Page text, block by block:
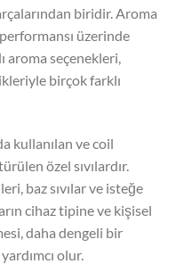
biridir. Aroma
üzerinde
seçenekleri,
birçok farklı
kullanılan ve coil
özel sıvılardır.
baz sıvılar ve isteğe
cihaz tipine ve kişisel
daha dengeli bir
olur.